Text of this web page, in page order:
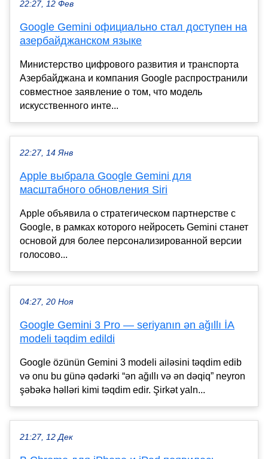
22:27, 12 Фев
Google Gemini официально стал доступен на
азербайджанском языке
Министерство цифрового развития и транспорта
Азербайджана и компания Google распространили
совместное заявление о том, что модель
искусственного инте...
22:27, 14 Янв
Apple выбрала Google Gemini для
масштабного обновления Siri
Apple объявила о стратегическом партнерстве с
Google, в рамках которого нейросеть Gemini станет
основой для более персонализированной версии
голосово...
04:27, 20 Ноя
Google Gemini 3 Pro — seriyanın ən ağıllı İA
modeli təqdim edildi
Google özünün Gemini 3 modeli ailəsini təqdim edib
və onu bu günə qədərki “ən ağıllı və ən dəqiq” neyron
şəbəkə həlləri kimi təqdim edir. Şirkət yaln...
21:27, 12 Дек